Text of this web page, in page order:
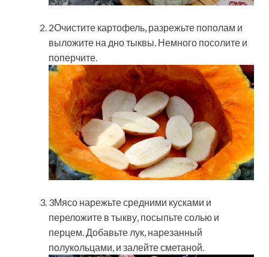
2Очистите картофель, разрежьте пополам и
выложите на дно тыквы. Немного посолите и
поперчите.
3Мясо нарежьте средними кусками и
переложите в тыкву, посыпьте солью и
перцем. Добавьте лук, нарезанный
полукольцами, и залейте сметаной.